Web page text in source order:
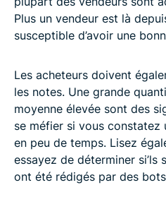
Plus un vendeur est là
susceptible d’avoir une
Les acheteurs doivent
les notes. Une grande
moyenne élevée sont des
se méfier si vous constatez
en peu de temps. Lisez
essayez de déterminer si’ls
ont été rédigés par des